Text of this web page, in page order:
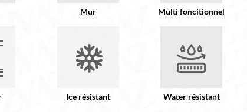
Mur Multi foncitionnel
Ice résistant Water résistant